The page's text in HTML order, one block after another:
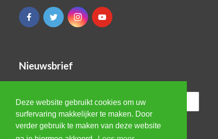
Deze website gebruikt cookies om uw
surfervaring makkelijker te maken. Door
verder gebruik te maken van deze website
Nieuwsbrief